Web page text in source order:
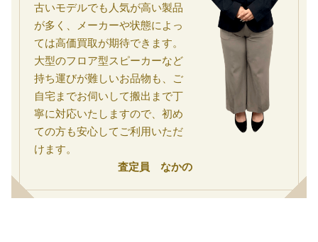
古いモデルでも人気が高い製品
が多く、メーカーや状態によっ
ては高価買取が期待できます。
大型のフロア型スピーカーなど
持ち運びが難しいお品物も、ご
自宅までお伺いして搬出まで丁
寧に対応いたしますので、初め
ての方も安心してご利用いただ
けます。
査定員 なかの